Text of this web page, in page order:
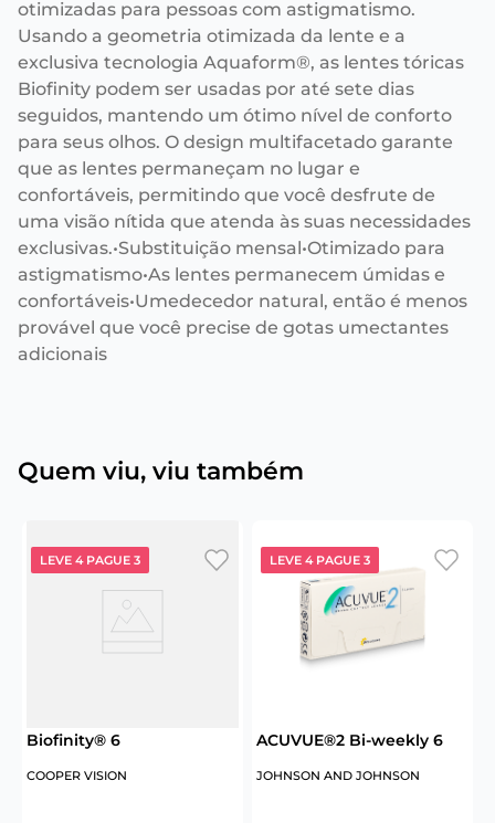
otimizadas para pessoas com astigmatismo.
Usando a geometria otimizada da lente e a
exclusiva tecnologia Aquaform®, as lentes tóricas
Biofinity podem ser usadas por até sete dias
seguidos, mantendo um ótimo nível de conforto
para seus olhos. O design multifacetado garante
que as lentes permaneçam no lugar e
confortáveis, permitindo que você desfrute de
uma visão nítida que atenda às suas necessidades
exclusivas.•Substituição mensal•Otimizado para
astigmatismo•As lentes permanecem úmidas e
confortáveis•Umedecedor natural, então é menos
provável que você precise de gotas umectantes
adicionais
Quem viu, viu também
LEVE 4 PAGUE 3
Biofinity® 6
COOPER VISION
LEVE 4 PAGUE 3
ACUVUE®2 Bi-weekly 6
JOHNSON AND JOHNSON